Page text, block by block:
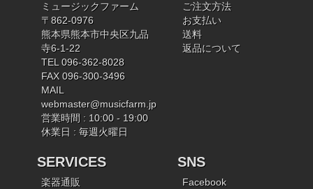
ミュージックファーム
〒862-0976
熊本県熊本市中央区九品
寺6-1-22
TEL 096-362-8028
FAX 096-300-3496
MAIL
webmaster@musicfarm.jp
営業時間 : 10:00 - 19:00
休業日 : 毎週火曜日
ご注文方法
お支払い
送料
返品について
SERVICES
楽器通販
SNS
Facebook